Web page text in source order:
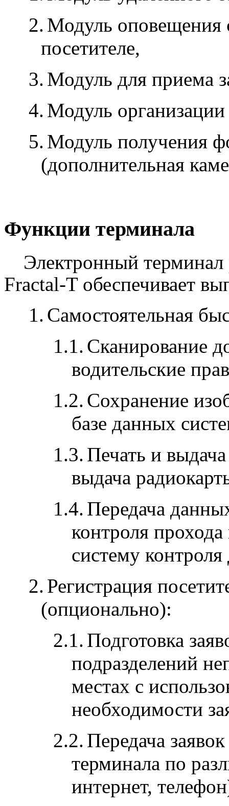
2. Модуль оповещения
посетителе,
3. Модуль для приема
4. Модуль организации
5. Модуль получения
(дополнительная
Функции терминала
Электронный терминал
Fractal-T обеспечивает
1. Самостоятельная
1.1. Сканирование
водительские
1.2. Сохранение
базе данных
1.3. Печать и
выдача
1.4. Передача
контроля
систему контроля
2. Регистрация
(опционально):
2.1. Подготовка
подразделений
местах с
необходимости
2.2. Передача
терминала по
интернет,